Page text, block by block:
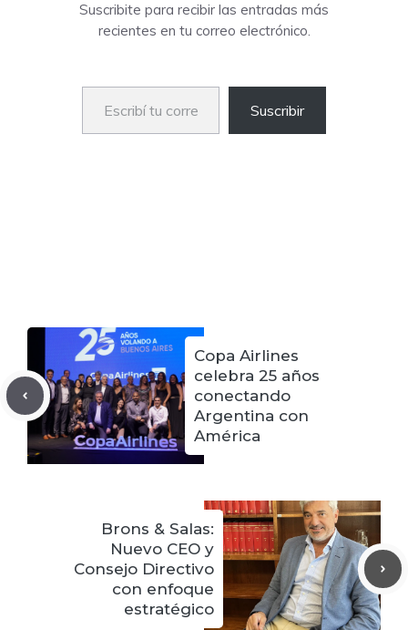
Suscribite para recibir las entradas más
recientes en tu correo electrónico.
Escribí tu correo electrónico…
Suscribir
Copa Airlines
celebra 25 años
conectando
Argentina con
América
Brons & Salas:
Nuevo CEO y
Consejo Directivo
con enfoque
estratégico